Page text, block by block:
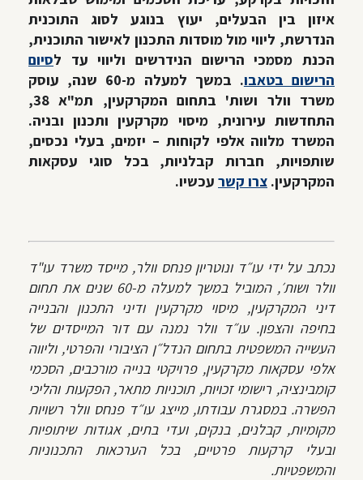
איזון בין הבעלים, יעוץ בנוגע לסוג התוכנית
הנדרשת, ליווי מול מוסדות התכנון לאישור התוכנית,
הכנת מסמכי הרישום הנידרשים וליווי עד לסיום
הרישום בטאבו
. במשך למעלה מ-60 שנה, עוסק
משרד וולר ושות' בתחום המקרקעין, תמ"א 38,
התחדשות עירונית, מיסוי מקרקעין ותכנון ובניה.
המשרד מלווה אלפי לקוחות – יזמים, בעלי נכסים,
שותפויות, חברות קבלניות, בכל סוגי עסקאות
המקרקעין. צרו קשר עכשיו.
נכתב על ידי עו״ד ונוטריון פנחס וולר, מייסד משרד עו"ד
וולר ושות׳, המוביל במשך למעלה מ-60 שנים את תחום
דיני המקרקעין, מיסוי מקרקעין ודיני התכנון והבנייה
בחיפה והצפון. עו״ד וולר נמנה עם דור המייסדים של
העשייה המשפטית בתחום הנדל״ן הציבורי והפרטי, וליווה
אלפי עסקאות מקרקעין, פרויקטי בנייה מורכבים, הסכמי
קומבינציה, רישומי זכויות, תוכניות מתאר, הפקעות והליכי
הפשרה. במסגרת עבודתו, מייצג עו״ד פנחס וולר רשויות
מקומיות, קבלנים, בנקים, ועדי בתים, אגודות שיתופיות
ובעלי קרקעות פרטיים, בכל הערכאות התכנוניות
והמשפטיות.